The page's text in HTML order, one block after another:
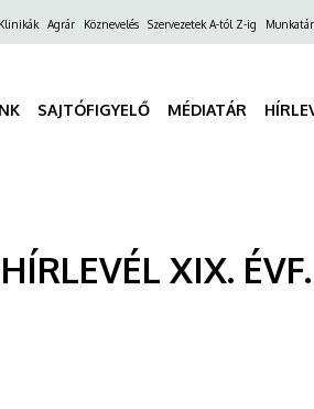
Klinikák Agrár Köznevelés Szervezetek A-tól Z-ig
SAJTÓFIGYELŐ MÉDIATÁR
XIX.